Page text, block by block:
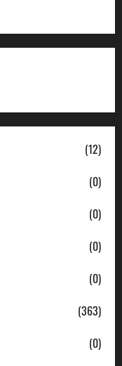
(12)
(0)
(0)
(0)
(0)
(363)
(0)